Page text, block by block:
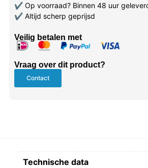
✔Op voorraad? Binnen 48 uur
✔Altijd scherp geprijsd
Veilig betalen met
Vraag over dit product?
Contact
Technische data